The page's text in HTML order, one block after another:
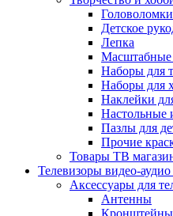
Детское
Лепка
Масштабные
Наборы для
Наборы для
Наклейки
Настольные
Пазлы для
Прочие
Товары ТВ
Телевизоры видео-аудио
Аксессуары для
Антенны
Кронштейны